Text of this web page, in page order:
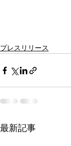
プレスリリース
最新記事